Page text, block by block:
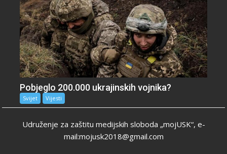
Pobjeglo 200.000 ukrajinskih vojnika?
Svijet Vijesti
Udruženje za zaštitu medijskih sloboda „mojUSK“, e-
mail:mojusk2018@gmail.com